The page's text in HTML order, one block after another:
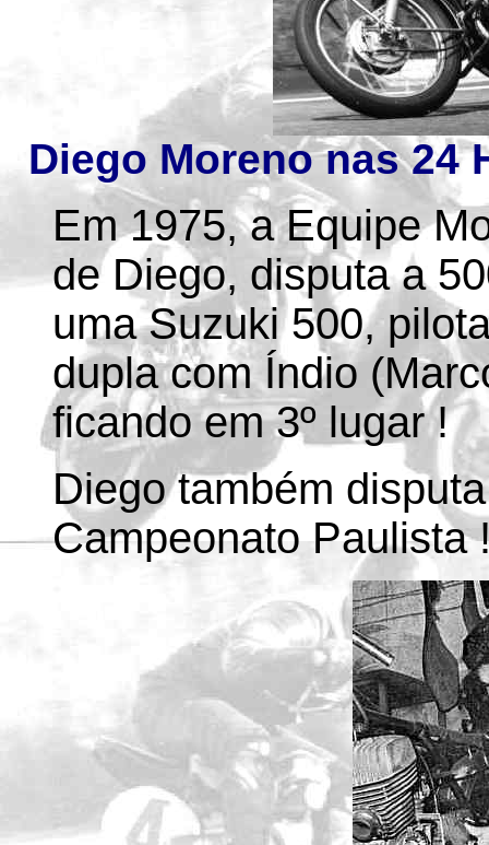
Diego Moreno nas 24
Em 1975, a Equipe
de Diego, disputa a
uma Suzuki 500,
dupla com Índio
ficando em 3º lugar !
Diego também
Campeonato Paulista